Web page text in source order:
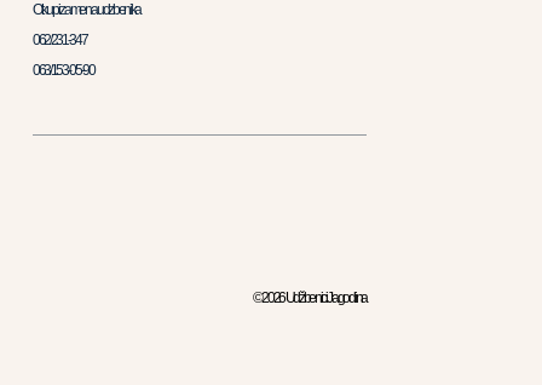
© 2026 Udžbenici Jagodina
Otkup i zamena udzbenika
062/231-347
063/153-05-90